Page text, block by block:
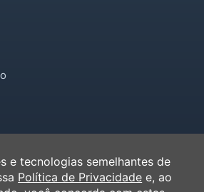
e tecnologias semelhantes de
Política de Privacidade e, ao